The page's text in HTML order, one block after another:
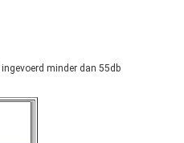
minder dan 55db